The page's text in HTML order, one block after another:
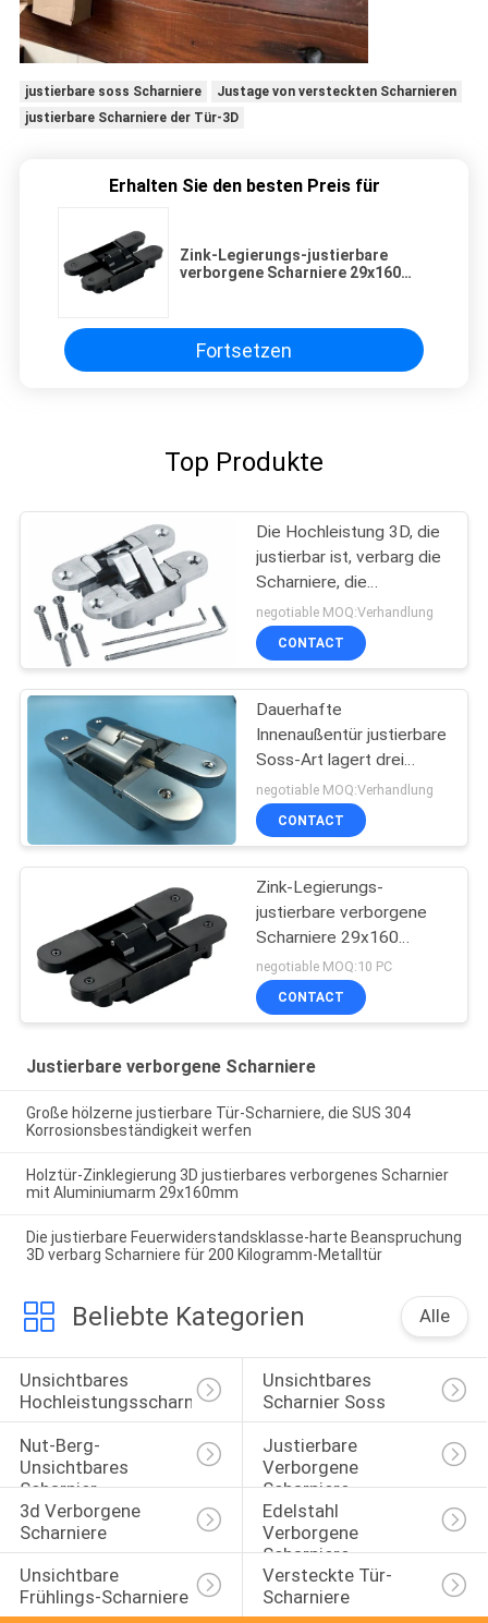
justierbare soss Scharniere
Justage von versteckten Scharnieren
justierbare Scharniere der Tür-3D
Erhalten Sie den besten Preis für
Zink-Legierungs-justierbare
verborgene Scharniere 29x160
Fortsetzen
Top Produkte
Die Hochleistung 3D, die
justierbar ist, verbarg die
Scharniere, die
versteckte Scharniere
justieren
negotiable MOQ:Verhandlung
CONTACT
Dauerhafte
Innenaußentür justierbare
Soss-Art lagert drei
Demension schwenkbar
negotiable MOQ:Verhandlung
CONTACT
Zink-Legierungs-
justierbare verborgene
Scharniere 29x160
Millimeter für hölzerne
Metalltür
negotiable MOQ:10 PC
CONTACT
Justierbare verborgene Scharniere
Große hölzerne justierbare Tür-Scharniere, die SUS 304
Korrosionsbeständigkeit werfen
Holztür-Zinklegierung 3D justierbares verborgenes Scharnier
mit Aluminiumarm 29x160mm
Die justierbare Feuerwiderstandsklasse-harte Beanspruchung
3D verbarg Scharniere für 200 Kilogramm-Metalltür
Beliebte Kategorien Alle
Unsichtbares
Hochleistungsscharnier
Unsichtbares
Scharnier Soss
Nut-Berg-
Unsichtbares
Scharnier
Justierbare
Verborgene
Scharniere
3d Verborgene
Scharniere
Edelstahl
Verborgene
Scharniere
Unsichtbare
Frühlings-Scharniere
Versteckte Tür-
Scharniere